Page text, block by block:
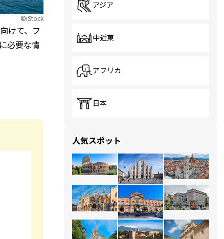
©iStock
けて、フ
必要な情
アジア
中近東
アフリカ
日本
人気スポット